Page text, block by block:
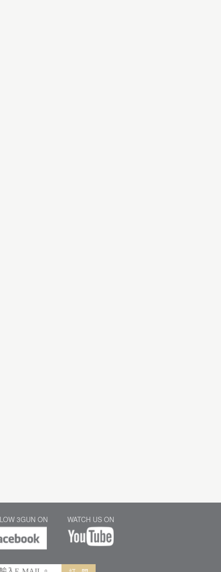
3GUN ON WATCH US ON